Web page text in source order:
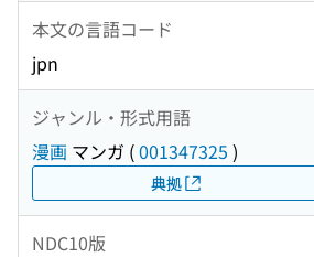
本文の言語コード
jpn
ジャンル・形式用語
漫画 マンガ (001347325 )
典拠
NDC10版